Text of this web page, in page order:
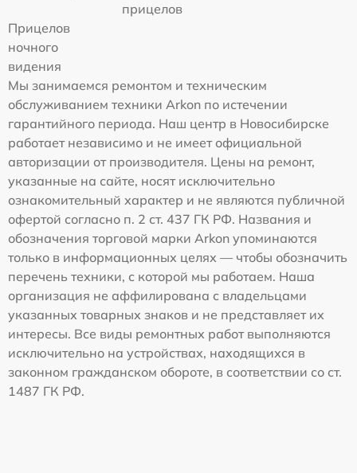
прицелов
Прицелов
ночного
видения
Мы занимаемся ремонтом и техническим
обслуживанием техники Arkon по истечении
гарантийного периода. Наш центр в Новосибирске
работает независимо и не имеет официальной
авторизации от производителя. Цены на ремонт,
указанные на сайте, носят исключительно
ознакомительный характер и не являются публичной
офертой согласно п. 2 ст. 437 ГК РФ. Названия и
обозначения торговой марки Arkon упоминаются
только в информационных целях — чтобы обозначить
перечень техники, с которой мы работаем. Наша
организация не аффилирована с владельцами
указанных товарных знаков и не представляет их
интересы. Все виды ремонтных работ выполняются
исключительно на устройствах, находящихся в
законном гражданском обороте, в соответствии со ст.
1487 ГК РФ.